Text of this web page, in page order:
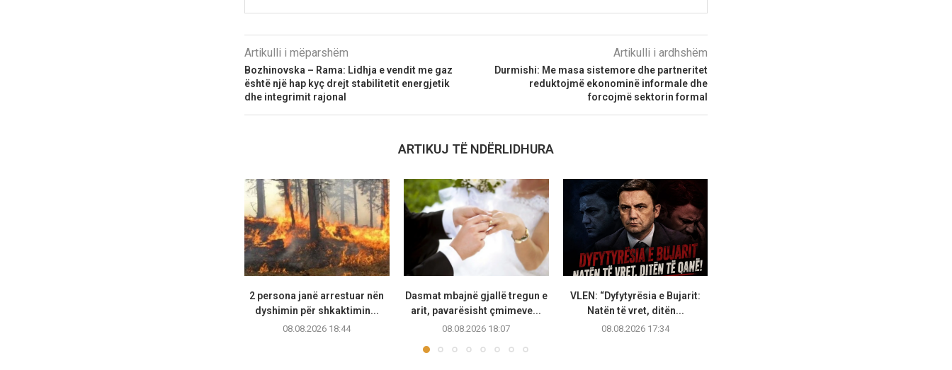
Artikulli i mëparshëm
Bozhinovska – Rama: Lidhja e vendit me gaz
është një hap kyç drejt stabilitetit energjetik
dhe integrimit rajonal
Artikulli i ardhshëm
Durmishi: Me masa sistemore dhe partneritet
reduktojmë ekonominë informale dhe
forcojmë sektorin formal
ARTIKUJ TË NDËRLIDHURA
2 persona janë arrestuar nën
dyshimin për shkaktimin...
08.08.2026 18:44
Dasmat mbajnë gjallë tregun e
arit, pavarësisht çmimeve...
08.08.2026 18:07
VLEN: “Dyfytyrësia e Bujarit:
Natën të vret, ditën...
08.08.2026 17:34